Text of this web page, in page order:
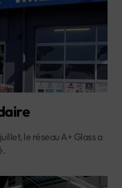
le réseau A+ Glass a